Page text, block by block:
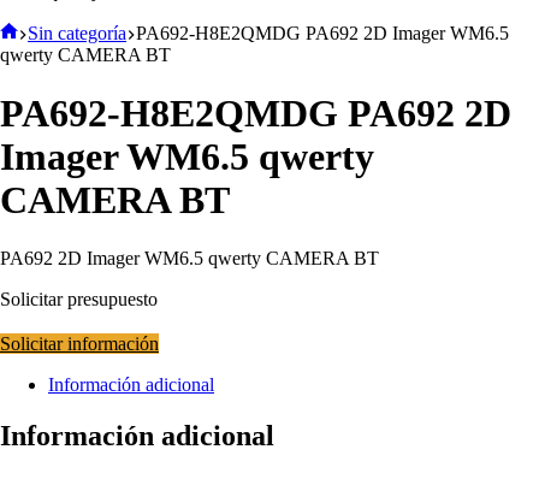
Inicio
Sin categoría PA692-H8E2QMDG PA692 2D Imager WM6.5
qwerty CAMERA BT
PA692-H8E2QMDG PA692 2D
Imager WM6.5 qwerty
CAMERA BT
PA692 2D Imager WM6.5 qwerty CAMERA BT
Solicitar presupuesto
Solicitar información
Información adicional
Información adicional